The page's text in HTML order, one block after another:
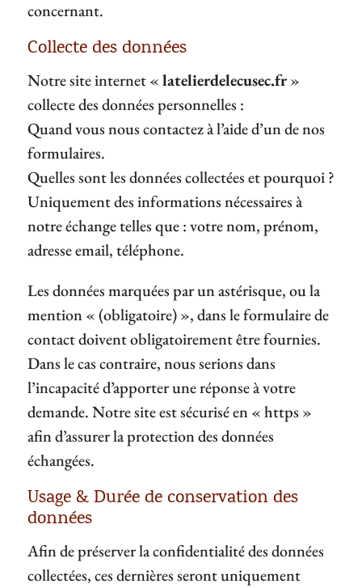
concernant.
Collecte des données
Notre site internet «latelierdelecusec.fr»
collecte des données personnelles :
Quand vous nous contactez à l’aide d’un de nos
formulaires.
Quelles sont les données collectées et pourquoi ?
Uniquement des informations nécessaires à
notre échange telles que : votre nom, prénom,
adresse email, téléphone.
Les données marquées par un astérisque, ou la
mention « (obligatoire) », dans le formulaire de
contact doivent obligatoirement être fournies.
Dans le cas contraire, nous serions dans
l’incapacité d’apporter une réponse à votre
demande. Notre site est sécurisé en « https »
afin d’assurer la protection des données
échangées.
Usage & Durée de conservation des
données
Afin de préserver la confidentialité des données
collectées, ces dernières seront uniquement